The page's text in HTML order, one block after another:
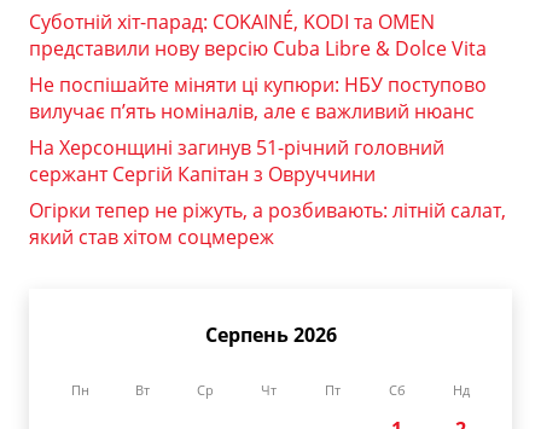
Суботній хіт-парад: COKAINÉ, KODI та OMEN
представили нову версію Cuba Libre & Dolce Vita
Не поспішайте міняти ці купюри: НБУ поступово
вилучає п’ять номіналів, але є важливий нюанс
На Херсонщині загинув 51-річний головний
сержант Сергій Капітан з Овруччини
Огірки тепер не ріжуть, а розбивають: літній салат,
який став хітом соцмереж
Серпень 2026
Пн Вт Ср Чт Пт Сб Нд